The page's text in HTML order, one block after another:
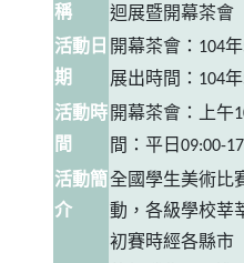
稱
迴展暨開幕茶會
活動日
期
開幕茶會： 104年
展出時間： 104年
活動時
間
開幕茶會：上午
間：平日 09:00-
活動簡
介
全國學生美術比
動，各級學校莘
初賽時經各縣市